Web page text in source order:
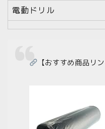
電動ドリル
【おすすめ商品リン